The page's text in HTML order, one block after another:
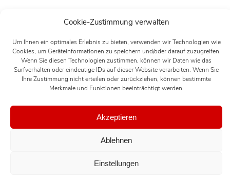
Cookie-Zustimmung verwalten
Um Ihnen ein optimales Erlebnis zu bieten, verwenden wir Technologien wie
Cookies, um Geräteinformationen zu speichern und/oder darauf zuzugreifen.
Wenn Sie diesen Technologien zustimmen, können wir Daten wie das
Surfverhalten oder eindeutige IDs auf dieser Website verarbeiten. Wenn Sie
Ihre Zustimmung nicht erteilen oder zurückziehen, können bestimmte
Merkmale und Funktionen beeinträchtigt werden.
Akzeptieren
Ablehnen
Einstellungen